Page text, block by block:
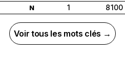
N 1 8 100
Voir tous les mots clés →